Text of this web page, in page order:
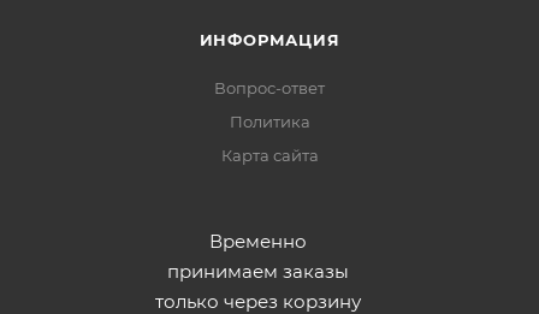
ИНФОРМАЦИЯ
Вопрос-ответ
Политика
Карта сайта
Временно
принимаем заказы
только через корзину